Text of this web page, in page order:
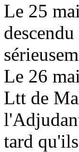
Le 25
Le 26
Ltt de
tard